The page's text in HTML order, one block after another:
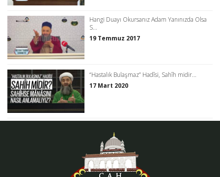
Hangi Duayı Okursanız Adam Yanınızda Olsa
S...
19 Temmuz 2017
“Hastalık Bulaşmaz” Hadîsi, Sahîh midir...
17 Mart 2020